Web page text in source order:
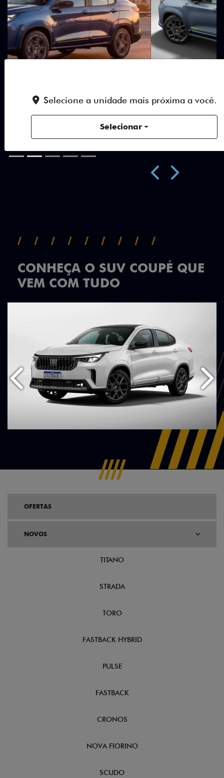
DESIGN QUE SE DESTACA
Teto bicolor, adesivos estilizados e detalhes em Citrus
Green criam uma identidade visual única.
CONHEÇA O SUV COUPÉ QUE
VEM COM TUDO
Anterior
OFERTAS
NOVOS
TITANO
STRADA
TORO
FASTBACK HYBRID
PULSE
FASTBACK
CRONOS
NOVA FIORINO
SCUDO
Selecione a unidade mais próxima a você.
Selecionar